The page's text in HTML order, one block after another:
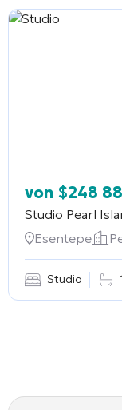
von $248
Studio Pearl
Esentepe
Studio